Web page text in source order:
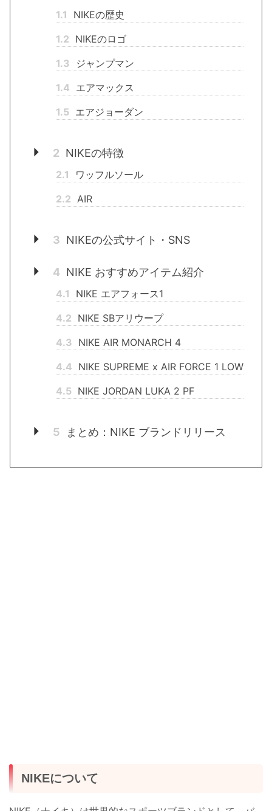
1.1
NIKEの歴史
1.2 NIKEのロゴ
1.3
ジャンプマン
1.4 エアマックス
1.5 エアジョーダン
2 NIKEの特徴
2.1
ワッフルソール
2.2 AIR
3 NIKEの公式サイト・SNS
4 NIKE おすすめアイテム紹介
4.1
NIKE エアフォース1
4.2 NIKE SBアリウープ
4.3 NIKE AIR MONARCH 4
4.4 NIKE SUPREME x AIR FORCE 1 LOW
4.5 NIKE JORDAN LUKA 2 PF
5 まとめ：NIKE ブランドリリース
NIKEについて